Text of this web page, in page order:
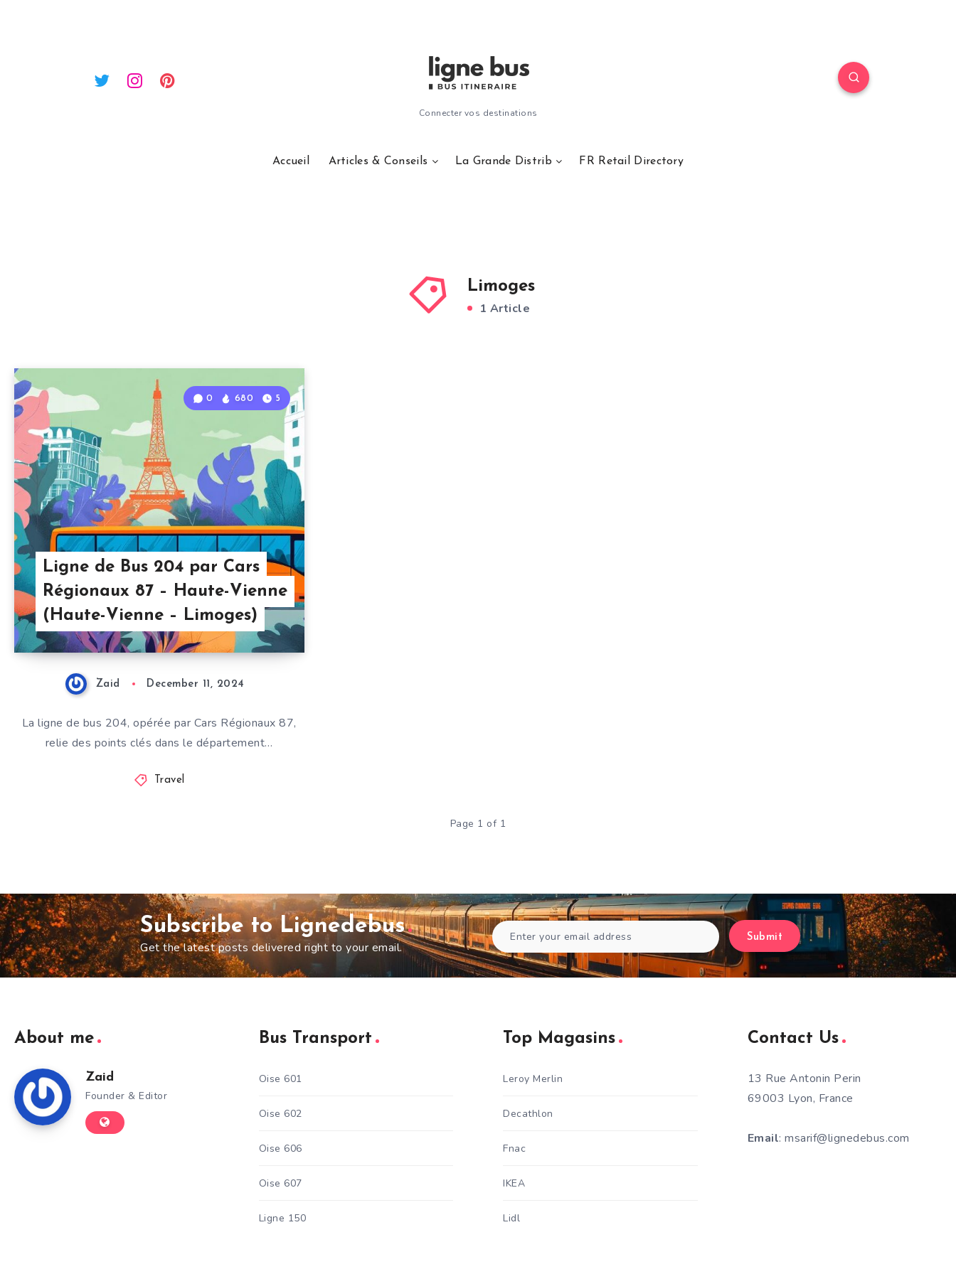
Connecter vos destinations
Accueil Articles & Conseils La Grande Distrib FR Retail Directory
Limoges
1 Article
Ligne de Bus 204 par Cars
Régionaux 87 – Haute-Vienne
(Haute-Vienne – Limoges)
0 680 5
Zaid December 11, 2024
La ligne de bus 204, opérée par Cars Régionaux 87,
relie des points clés dans le département…
Travel
Page 1 of 1
Subscribe to Lignedebus
Get the latest posts delivered right to your email.
Submit
About me
Zaid
Founder & Editor
Bus Transport
Oise 601
Oise 602
Oise 606
Oise 607
Ligne 150
Top Magasins
Leroy Merlin
Decathlon
Fnac
IKEA
Lidl
Contact Us
13 Rue Antonin Perin
69003 Lyon, France
Email: msarif@lignedebus.com